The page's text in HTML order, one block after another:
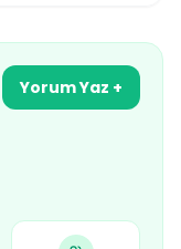
Yorum Yaz +